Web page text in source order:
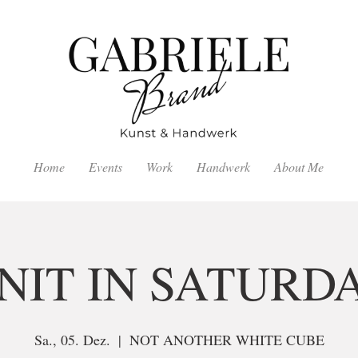
Home Events Work Handwerk About Me
IN
Sa., 05. Dez.
  |
NOT ANOTHER WHITE CUBE